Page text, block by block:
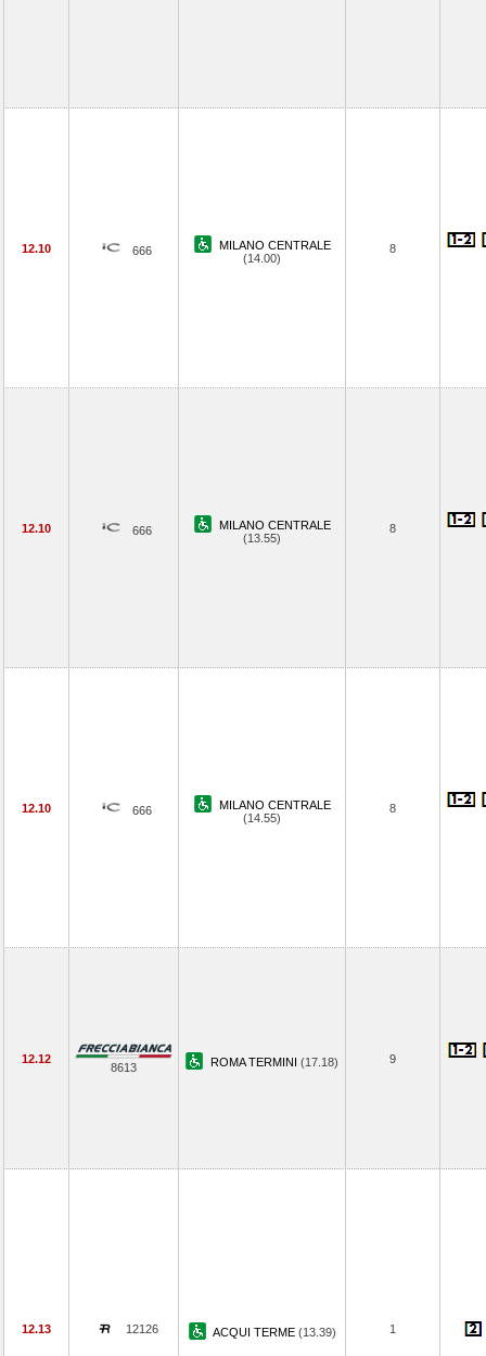
12.10 666
MILANO CENTRALE
(14.00)
8
12.10 666
MILANO CENTRALE
(13.55)
8
12.10 666
MILANO CENTRALE
(14.55)
8
12.12
8613 ROMA TERMINI (17.18) 9
12.13 12126 ACQUI TERME (13.39) 1